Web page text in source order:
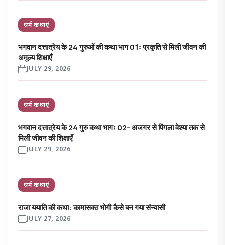
धर्म कथाएं
भगवान दत्तात्रेय के 24 गुरुओं की कथा भाग 01ः प्रकृति से मिली जीवन की
अमूल्य शिक्षाएँ
JULY 29, 2026
धर्म कथाएं
भगवान दत्तात्रेय के 24 गुरु कथा भागः 02- अजगर से पिंगला वेश्या तक से
मिली जीवन की शिक्षाएँ
JULY 29, 2026
धर्म कथाएं
राजा ययाति की कथा: कामासक्त भोगी कैसे बन गया संन्यासी
JULY 27, 2026